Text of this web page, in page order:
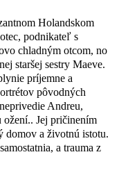
ľudia, ktorí sú súčasťou
života.
je navždy
dňa osud nanovo
je príbeh o rodine,
a obeti, o
času a citovej
ktoré nás celý život
Kniha získala
cenu.
Holandskom
podnikateľ s
chladným otcom, no
staršej sestry Maeve.
príjemne a
pôvodných
Andreu,
ožení.. Jej pričinením
domov a životnú istotu.
a trauma z